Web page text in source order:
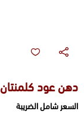
دهن عود كلمنتان
السعر شامل الضريبة